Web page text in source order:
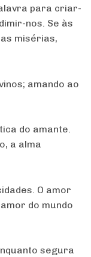
para criar-
nos. Se às
misérias,
amando ao
do amante.
a alma
O amor
do mundo
segura